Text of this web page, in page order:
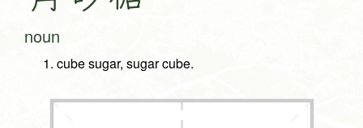
noun
cube sugar, sugar cube.